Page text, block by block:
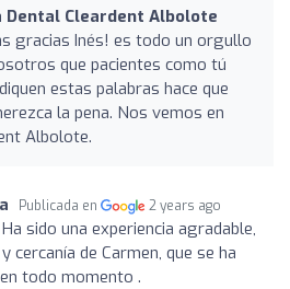
Dental Cleardent Albolote
gracias Inés! es todo un orgullo
que pacientes como tú
estas palabras hace que
la pena. Nos vemos en
Albolote.
Publicada en 2 years ago
Ha sido una experiencia agradable,
cercanía de Carmen, que se ha
todo momento .